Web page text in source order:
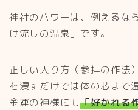
神社のパワーは、例えるな
け流しの温泉」です。
正しい入り方（参拝の作法
を浸すだけでは体の芯まで
金運の神様にも「好かれる